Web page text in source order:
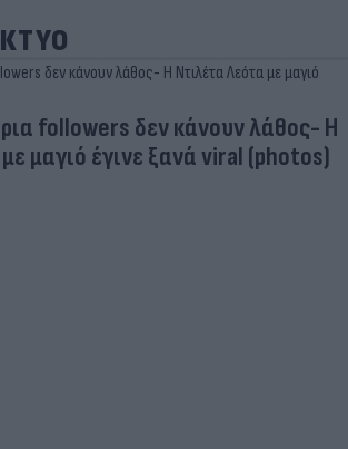
followers δεν κάνουν λάθος- Η
μαγιό έγινε ξανά viral (photos)